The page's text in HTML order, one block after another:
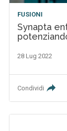
FUSIONI
Synapta
28 Lug 2022
Condividi